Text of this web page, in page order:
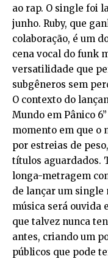
ao rap. O single foi
junho. Ruby, que
colaboração, é um
cena vocal do funk
versatilidade que
subgêneros sem
O contexto do
Mundo em Pânico
momento em que o
por estreias de
títulos aguardados.
longa-metragem
de lançar um single
música será ouvida
que talvez nunca
antes, criando um
públicos que pode